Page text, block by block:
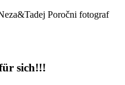
Poročni fotograf
sich!!!